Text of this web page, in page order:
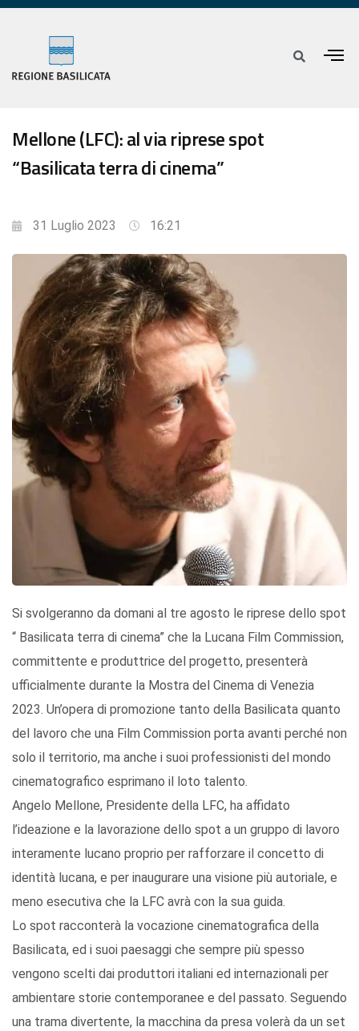
Mellone (LFC): al via riprese spot
“Basilicata terra di cinema”
31 Luglio 2023 16:21
Si svolgeranno da domani al tre agosto le riprese dello spot
“ Basilicata terra di cinema” che la Lucana Film Commission,
committente e produttrice del progetto, presenterà
ufficialmente durante la Mostra del Cinema di Venezia
2023. Un’opera di promozione tanto della Basilicata quanto
del lavoro che una Film Commission porta avanti perché non
solo il territorio, ma anche i suoi professionisti del mondo
cinematografico esprimano il loto talento.
Angelo Mellone, Presidente della LFC, ha affidato
l’ideazione e la lavorazione dello spot a un gruppo di lavoro
interamente lucano proprio per rafforzare il concetto di
identità lucana, e per inaugurare una visione più autoriale, e
meno esecutiva che la LFC avrà con la sua guida.
Lo spot racconterà la vocazione cinematografica della
Basilicata, ed i suoi paesaggi che sempre più spesso
vengono scelti dai produttori italiani ed internazionali per
ambientare storie contemporanee e del passato. Seguendo
una trama divertente, la macchina da presa volerà da un set